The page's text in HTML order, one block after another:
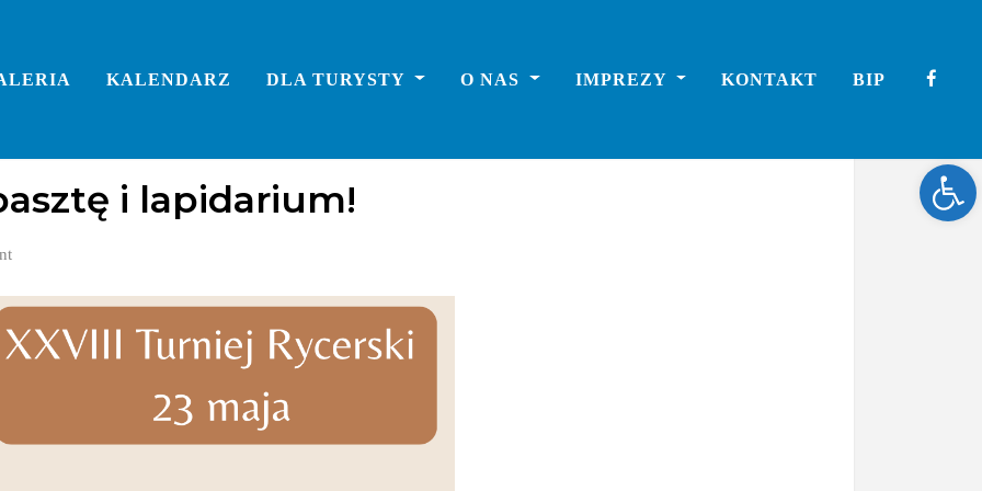
KALENDARZ DLA TURYSTY O NAS IMPREZY KONTAKT BIP
i lapidarium!